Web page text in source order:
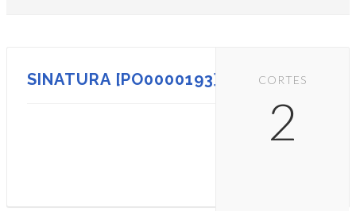
SINATURA [PO0000193] CORTES
2